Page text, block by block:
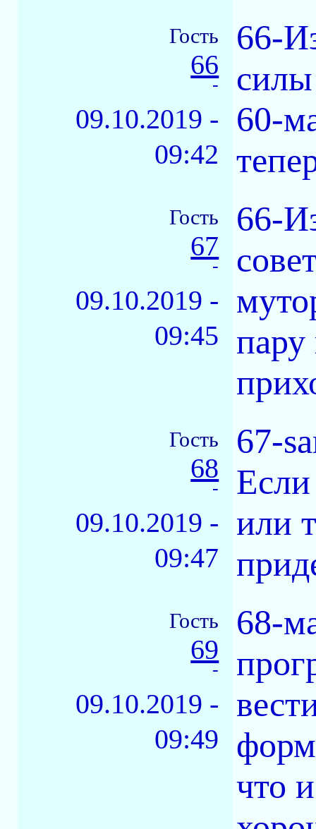
Гость
66
-
09.10.2019 -
09:42
66-
60-
Гость
67
-
09.10.2019 -
09:45
66-
пару
Гость
68
-
09.10.2019 -
09:47
67-
или
Гость
69
-
09.10.2019 -
09:49
68-
что